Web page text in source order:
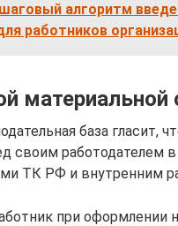
алгоритм
работников
материальной
база гласит,
своим работодателем
ТК РФ и внутренним
при оформлении